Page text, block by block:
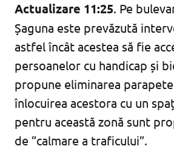
Actualizare 11:25. Pe
Șaguna este prevăzută
astfel încât acestea să fie
persoanelor cu handicap și
propune eliminarea
înlocuirea acestora cu un
pentru această zonă sunt
de ”calmare a traficului”.